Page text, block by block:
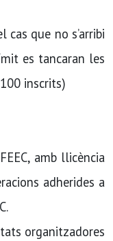
que no s’arribi
es tancaran les
inscrits)
amb llicència
adherides a
organitzadores